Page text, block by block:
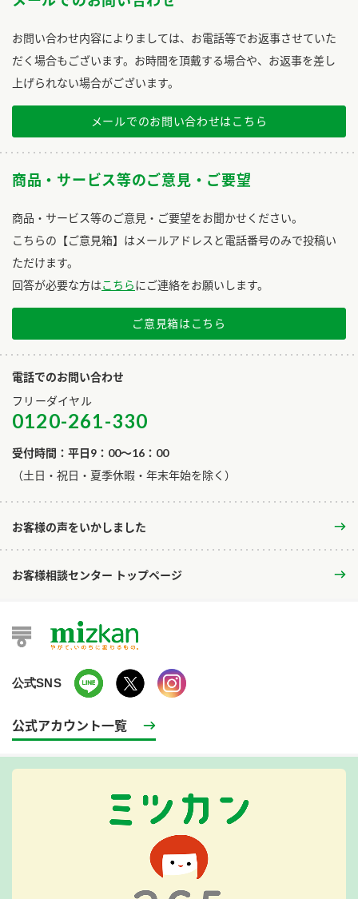
お問い合わせ内容によりましては、お電話等でお返事させていた
だく場合もございます。お時間を頂戴する場合や、お返事を差し
上げられない場合がございます。
メールでのお問い合わせはこちら
商品・サービス等のご意見・ご要望
商品・サービス等のご意見・ご要望をお聞かせください。
こちらの【ご意見箱】はメールアドレスと電話番号のみで投稿い
ただけます。
回答が必要な方はこちらにご連絡をお願いします。
ご意見箱はこちら
電話でのお問い合わせ
フリーダイヤル
0120-261-330
受付時間：平日9：00～16：00
​（土日・祝日・夏季休暇・年末年始を除く）
お客様の声をいかしました
お客様相談センター トップページ
公式SNS
公式アカウント一覧